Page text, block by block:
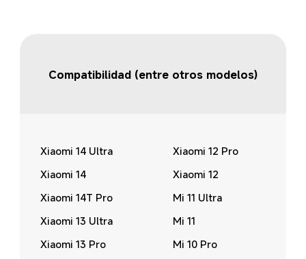
Compatibilidad (entre otros modelos)
Xiaomi 14 Ultra
Xiaomi 14
Xiaomi 14T Pro
Xiaomi 13 Ultra
Xiaomi 13 Pro
Xiaomi 12 Pro
Xiaomi 12
Mi 11 Ultra
Mi 11
Mi 10 Pro